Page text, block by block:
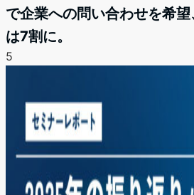
で企業への問い合わせを希
は7割に。
5